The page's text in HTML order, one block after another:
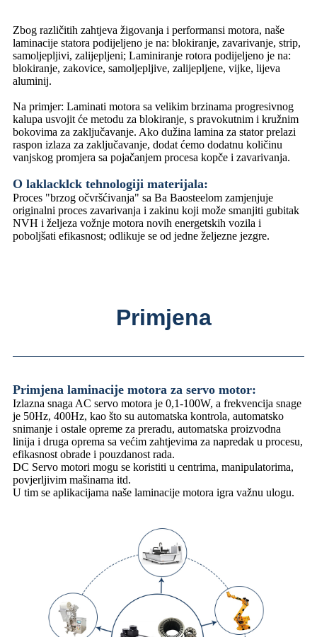
Zbog različitih zahtjeva žigovanja i performansi motora, naše
laminacije statora podijeljeno je na: blokiranje, zavarivanje, strip,
samoljepljivi, zalijepljeni; Laminiranje rotora podijeljeno je na:
blokiranje, zakovice, samoljepljive, zalijepljene, vijke, lijeva
aluminij.
Na primjer: Laminati motora sa velikim brzinama progresivnog
kalupa usvojit će metodu za blokiranje, s pravokutnim i kružnim
bokovima za zaključavanje. Ako dužina lamina za stator prelazi
raspon izlaza za zaključavanje, dodat ćemo dodatnu količinu
vanjskog promjera sa pojačanjem procesa kopče i zavarivanja.
O laklacklck tehnologiji materijala:
Proces "brzog očvršćivanja" sa Ba Baosteelom zamjenjuje
originalni proces zavarivanja i zakinu koji može smanjiti gubitak
NVH i željeza vožnje motora novih energetskih vozila i
poboljšati efikasnost; odlikuje se od jedne željezne jezgre.
Primjena
Primjena laminacije motora za servo motor:
Izlazna snaga AC servo motora je 0,1-100W, a frekvencija snage
je 50Hz, 400Hz, kao što su automatska kontrola, automatsko
snimanje i ostale opreme za preradu, automatska proizvodna
linija i druga oprema sa većim zahtjevima za napredak u procesu,
efikasnost obrade i pouzdanost rada.
DC Servo motori mogu se koristiti u centrima, manipulatorima,
povjerljivim mašinama itd.
U tim se aplikacijama naše laminacije motora igra važnu ulogu.